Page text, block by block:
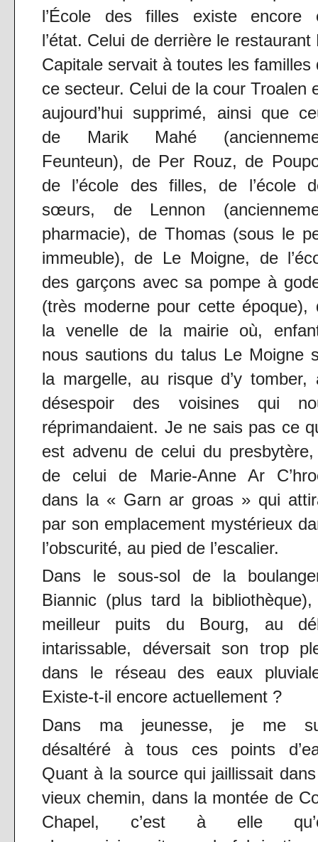
l’École des filles existe encore
l’état. Celui de derrière le restaurant
Capitale servait à toutes les familles
ce secteur. Celui de la cour Troalen
aujourd’hui supprimé, ainsi que
de Marik Mahé
Feunteun), de Per Rouz, de
de l’école des filles, de l’école
sœurs, de Lennon
pharmacie), de Thomas (sous le
immeuble), de Le Moigne, de
des garçons avec sa pompe à
(très moderne pour cette époque),
la venelle de la mairie où,
nous sautions du talus Le Moigne
la margelle, au risque d’y tomber,
désespoir des voisines qui
réprimandaient. Je ne sais pas ce
est advenu de celui du
de celui de Marie-Anne Ar
dans la « Garn ar groas » qui
par son emplacement mystérieux
l’obscurité, au pied de l’escalier.
Dans le sous-sol de la
Biannic (plus tard la
meilleur puits du Bourg, au
intarissable, déversait son trop
dans le réseau des eaux
Existe-t-il encore actuellement ?
Dans ma jeunesse, je me
désaltéré à tous ces points
Quant à la source qui jaillissait
vieux chemin, dans la montée de
Chapel, c’est à elle